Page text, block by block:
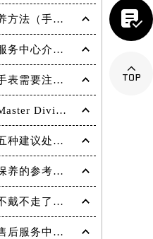
法穆兰表带的保养方法（手表如何保养）
法穆兰维修保养服务中心介绍 | 法穆兰
平常使用法穆兰手表需要注意哪些事项|法穆兰技师为您讲解
法穆兰全新推出Master Diving限量版腕表
法穆兰手表起雾五种建议处理方法！
法穆兰手表全面保养的参考建议！
法穆兰手表很久不戴不走了处理技巧盘点
法穆兰中国官方售后服务中心｜地址与客户服务热线权威信息通知（2026年7月最新）

